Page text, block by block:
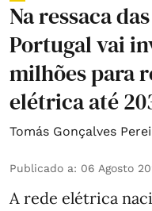
Na ressaca
Portugal vai
milhões para
elétrica até
Tomás Gonçalves
Publicado a: 06 Agosto
A rede elétrica